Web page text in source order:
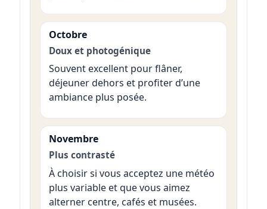
Octobre
Doux et photogénique
Souvent excellent pour flâner,
déjeuner dehors et profiter d’une
ambiance plus posée.
Novembre
Plus contrasté
À choisir si vous acceptez une météo
plus variable et que vous aimez
alterner centre, cafés et musées.